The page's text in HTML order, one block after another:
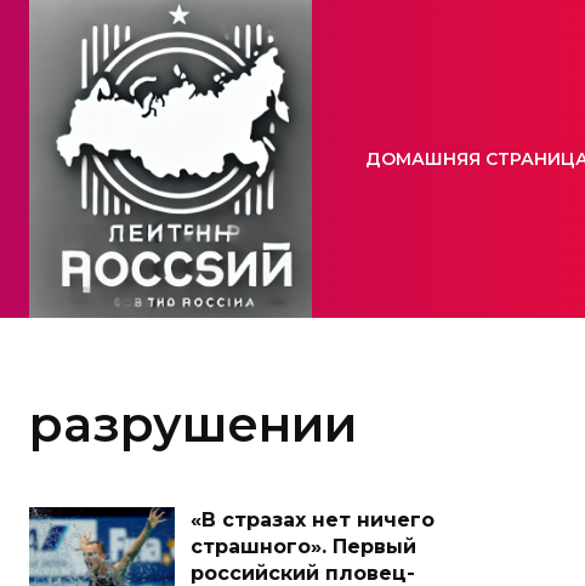
ДОМАШНЯЯ
разрушении
«В стразах нет ничего
страшного». Первый
российский пловец-